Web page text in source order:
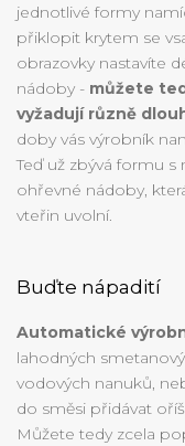
jednotlivé formy
přiklopit krytem se
obrazovky nastavíte
nádoby - můžete
vyžadují různě
doby vás výrobník
Teď už zbývá formu
ohřevné nádoby,
vteřin uvolní.
Buďte nápadití
Automatické
lahodných
vodových nanuků,
do směsi přidávat
Můžete tedy zcela